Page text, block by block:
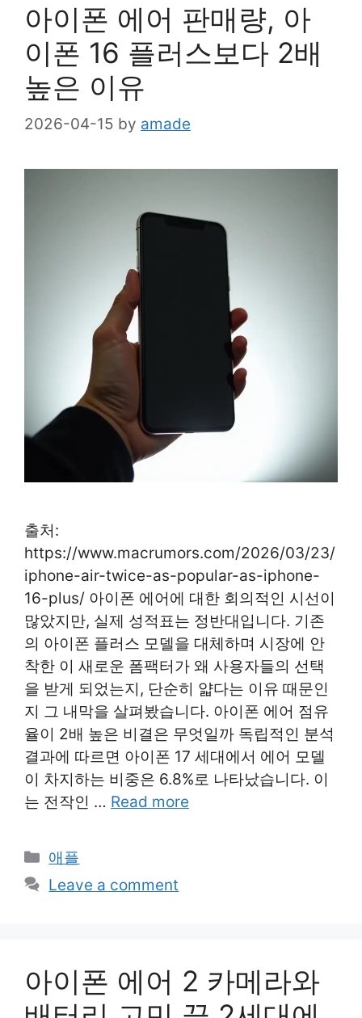
아이폰 에어 판매량, 아
이폰 16 플러스보다 2배
높은 이유
2026-04-15 by amade
출처:
https://www.macrumors.com/2026/03/23/
iphone-air-twice-as-popular-as-iphone-
16-plus/ 아이폰 에어에 대한 회의적인 시선이
많았지만, 실제 성적표는 정반대입니다. 기존
의 아이폰 플러스 모델을 대체하며 시장에 안
착한 이 새로운 폼팩터가 왜 사용자들의 선택
을 받게 되었는지, 단순히 얇다는 이유 때문인
지 그 내막을 살펴봤습니다. 아이폰 에어 점유
율이 2배 높은 비결은 무엇일까 독립적인 분석
결과에 따르면 아이폰 17 세대에서 에어 모델
이 차지하는 비중은 6.8%로 나타났습니다. 이
는 전작인 … Read more
Categories
애플
Leave a comment
아이폰 에어 2 카메라와